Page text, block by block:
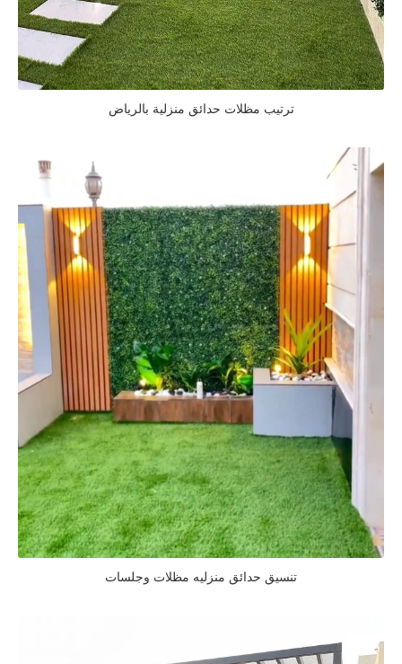
ترتيب مظلات حدائق منزلية بالرياض
تنسيق حدائق منزليه مظلات وجلسات